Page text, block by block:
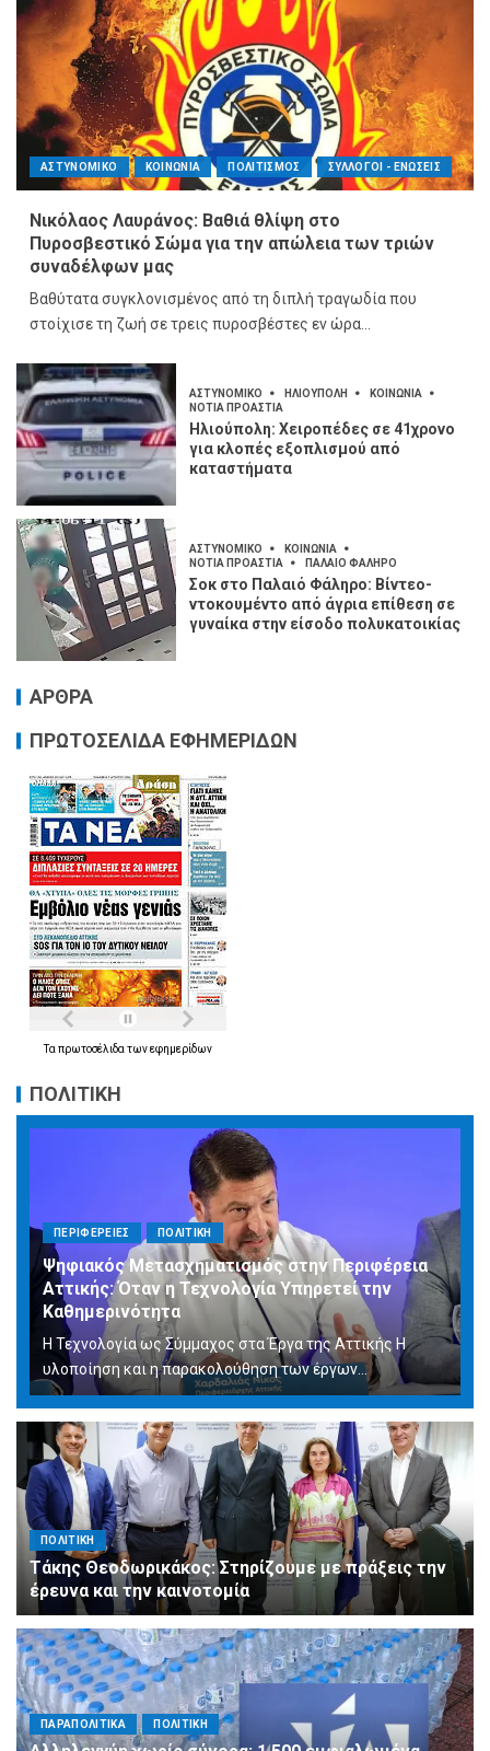
ΑΣΤΥΝΟΜΙΚΟ ΚΟΙΝΩΝΙΑ ΠΟΛΙΤΙΣΜΟΣ ΣΥΛΛΟΓΟΙ - ΕΝΩΣΕΙΣ
Νικόλαος Λαυράνος: Βαθιά θλίψη στο
Πυροσβεστικό Σώμα για την απώλεια των τριών
συναδέλφων μας
Βαθύτατα συγκλονισμένος από τη διπλή τραγωδία που
στοίχισε τη ζωή σε τρεις πυροσβέστες εν ώρα...
ΑΣΤΥΝΟΜΙΚΟ ΗΛΙΟΥΠΟΛΗ
ΚΟΙΝΩΝΙΑ
ΝΟΤΙΑ ΠΡΟΑΣΤΙΑ
Ηλιούπολη: Χειροπέδες σε 41χρονο
για κλοπές εξοπλισμού από
καταστήματα
ΑΣΤΥΝΟΜΙΚΟ
ΚΟΙΝΩΝΙΑ
ΝΟΤΙΑ ΠΡΟΑΣΤΙΑ
ΠΑΛΑΙΟ ΦΑΛΗΡΟ
Σοκ στο Παλαιό Φάληρο: Βίντεο-
ντοκουμέντο από άγρια επίθεση σε
γυναίκα στην είσοδο πολυκατοικίας
ΑΡΘΡΑ
ΠΡΩΤΟΣΕΛΙΔΑ ΕΦΗΜΕΡΙΔΩΝ
Ταπρωτοσέλιδατωνεφημερίδων
ΠΟΛΙΤΙΚΗ
ΠΕΡΙΦΕΡΕΙΕΣ ΠΟΛΙΤΙΚΗ
Ψηφιακός Μετασχηματισμός στην Περιφέρεια
Αττικής: Όταν η Τεχνολογία Υπηρετεί την
Καθημερινότητα
Η Τεχνολογία ως Σύμμαχος στα Έργα της Αττικής Η
υλοποίηση και η παρακολούθηση των έργων...
ΠΟΛΙΤΙΚΗ
Τάκης Θεοδωρικάκος: Στηρίζουμε με πράξεις την
έρευνα και την καινοτομία
ΠΑΡΑΠΟΛΙΤΙΚΑ ΠΟΛΙΤΙΚΗ